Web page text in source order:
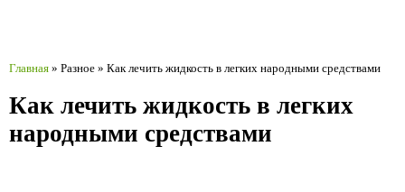
Главная » Разное » Как лечить жидкость в легких народными средствами
Как лечить жидкость в легких
народными средствами